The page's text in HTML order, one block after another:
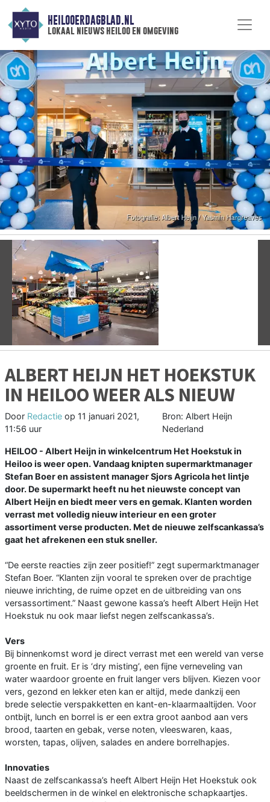
HEILOOERDAGBLAD.NL
lokaal nieuws heiloo en omgeving
Vorige
ALBERT HEIJN HET HOEKSTUK
IN HEILOO WEER ALS NIEUW
Door Redactie op 11 januari 2021,
11:56 uur
Bron: Albert Heijn
Nederland
HEILOO - Albert Heijn in winkelcentrum Het Hoekstuk in
Heiloo is weer open. Vandaag knipten supermarktmanager
Stefan Boer en assistent manager Sjors Agricola het lintje
door. De supermarkt heeft nu het nieuwste concept van
Albert Heijn en biedt meer vers en gemak. Klanten worden
verrast met volledig nieuw interieur en een groter
assortiment verse producten. Met de nieuwe zelfscankassa’s
gaat het afrekenen een stuk sneller.
“De eerste reacties zijn zeer positief!” zegt supermarktmanager
Stefan Boer. “Klanten zijn vooral te spreken over de prachtige
nieuwe inrichting, de ruime opzet en de uitbreiding van ons
versassortiment.” Naast gewone kassa’s heeft Albert Heijn Het
Hoekstuk nu ook maar liefst negen zelfscankassa’s.
Vers
Bij binnenkomst word je direct verrast met een wereld van verse
groente en fruit. Er is ‘dry misting’, een fijne verneveling van
water waardoor groente en fruit langer vers blijven. Kiezen voor
vers, gezond en lekker eten kan er altijd, mede dankzij een
brede selectie verspakketten en kant-en-klaarmaaltijden. Voor
ontbijt, lunch en borrel is er een extra groot aanbod aan vers
brood, taarten en gebak, verse noten, vleeswaren, kaas,
worsten, tapas, olijven, salades en andere borrelhapjes.
Innovaties
Naast de zelfscankassa’s heeft Albert Heijn Het Hoekstuk ook
beeldschermen in de winkel en elektronische schapkaartjes.